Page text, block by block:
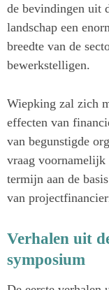
de bevindingen uit
landschap een
breedte van de
bewerkstelligen.
Wiepking zal zich
effecten van
van begunstigde
vraag
termijn aan de
van
Verhalen uit
symposium